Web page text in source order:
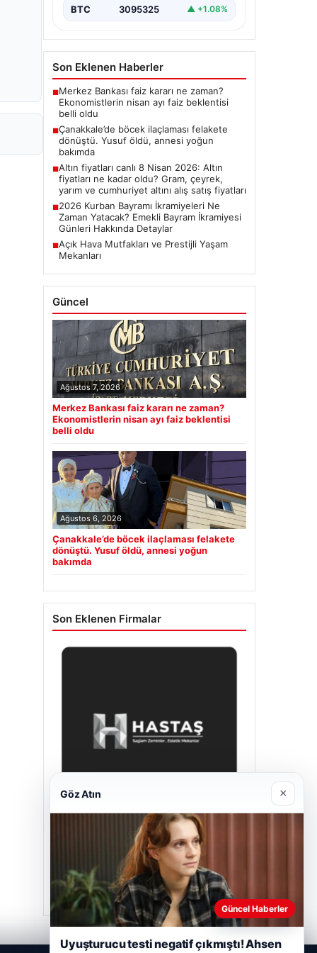
BTC 3095325 ▲ +1.08%
Son Eklenen Haberler
■Merkez Bankası faiz kararı ne zaman?
Ekonomistlerin nisan ayı faiz beklentisi
belli oldu
■Çanakkale’de böcek ilaçlaması felakete
dönüştü. Yusuf öldü, annesi yoğun
bakımda
■Altın fiyatları canlı 8 Nisan 2026: Altın
fiyatları ne kadar oldu? Gram, çeyrek,
yarım ve cumhuriyet altını alış satış fiyatları
■2026 Kurban Bayramı İkramiyeleri Ne
Zaman Yatacak? Emekli Bayram İkramiyesi
Günleri Hakkında Detaylar
■Açık Hava Mutfakları ve Prestijli Yaşam
Mekanları
Güncel
Ağustos 7, 2026
Merkez Bankası faiz kararı ne zaman?
Ekonomistlerin nisan ayı faiz beklentisi
belli oldu
Ağustos 6, 2026
Çanakkale’de böcek ilaçlaması felakete
dönüştü. Yusuf öldü, annesi yoğun
bakımda
Son Eklenen Firmalar
Mayıs 26, 2026
Göz Atın ×
Güncel Haberler
Uyuşturucu testi negatif çıkmıştı! Ahsen